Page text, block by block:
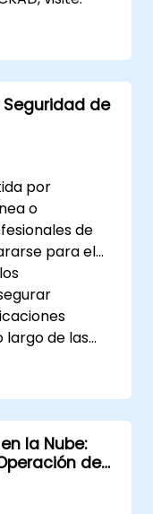
de
por
o
de
para el
largo de las
y
la Nube:
de
Kubernetes